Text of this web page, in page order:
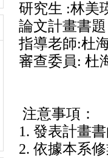
研究生 :林美
論文計畫書
指導老師:杜
審查委員: 杜
注意事項：
1. 發表計畫
2. 依據本系